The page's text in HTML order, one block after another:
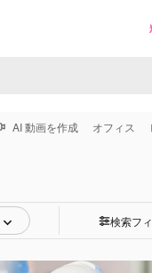
AI 動画を作成 オフィス
検索フ